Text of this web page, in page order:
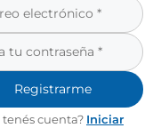
Registrarme
tenés cuenta? Iniciar